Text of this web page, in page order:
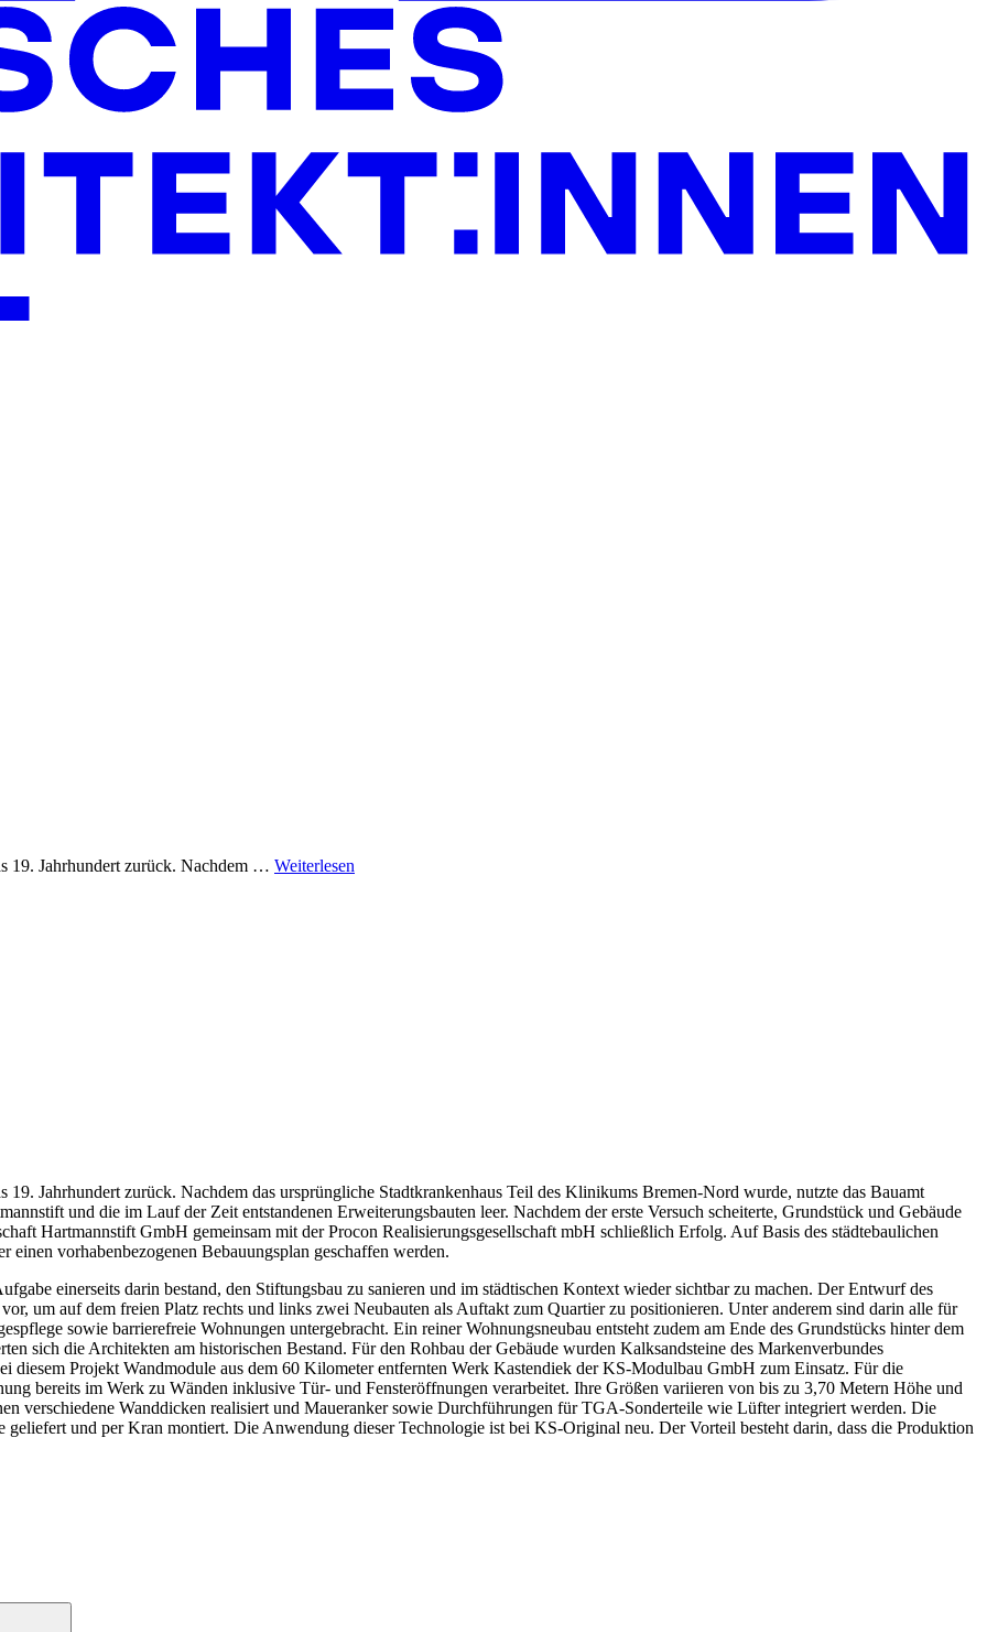
19. Jahrhundert zurück. Nachdem … Weiterlesen
19. Jahrhundert zurück. Nachdem das ursprüngliche Stadtkrankenhaus Teil des Klinikums Bremen-Nord wurde, nutzte das Bauamt
und die im Lauf der Zeit entstandenen Erweiterungsbauten leer. Nachdem der erste Versuch scheiterte, Grundstück und Gebäude
Hartmannstift GmbH gemeinsam mit der Procon Realisierungsgesellschaft mbH schließlich Erfolg. Auf Basis des städtebaulichen
vorhabenbezogenen Bebauungsplan geschaffen werden.
einerseits darin bestand, den Stiftungsbau zu sanieren und im städtischen Kontext wieder sichtbar zu machen. Der Entwurf des
um auf dem freien Platz rechts und links zwei Neubauten als Auftakt zum Quartier zu positionieren. Unter anderem sind darin alle für
sowie barrierefreie Wohnungen untergebracht. Ein reiner Wohnungsneubau entsteht zudem am Ende des Grundstücks hinter dem
sich die Architekten am historischen Bestand. Für den Rohbau der Gebäude wurden Kalksandsteine des Markenverbundes
Projekt Wandmodule aus dem 60 Kilometer entfernten Werk Kastendiek der KS-Modulbau GmbH zum Einsatz. Für die
bereits im Werk zu Wänden inklusive Tür- und Fensteröffnungen verarbeitet. Ihre Größen variieren von bis zu 3,70 Metern Höhe und
verschiedene Wanddicken realisiert und Maueranker sowie Durchführungen für TGA-Sonderteile wie Lüfter integriert werden. Die
und per Kran montiert. Die Anwendung dieser Technologie ist bei KS-Original neu. Der Vorteil besteht darin, dass die Produktion